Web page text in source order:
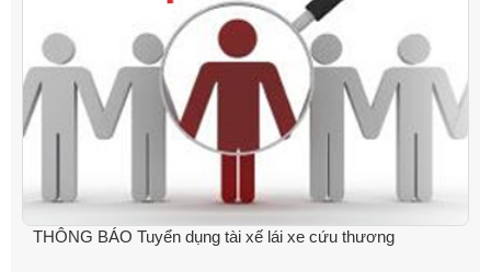
THÔNG BÁO Tuyển dụng tài xế lái xe cứu thương